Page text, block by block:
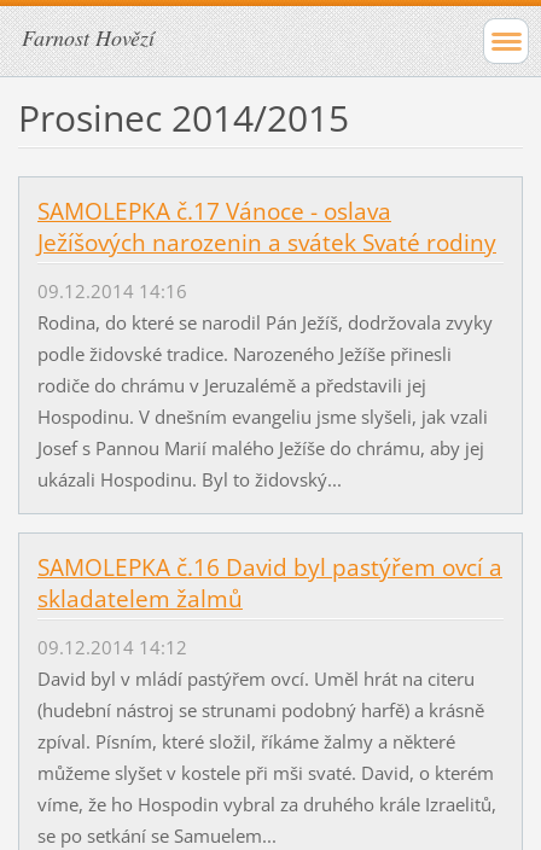
Farnost Hovězí
Prosinec 2014/2015
SAMOLEPKA č.17 Vánoce - oslava
Ježíšových narozenin a svátek Svaté rodiny
09.12.2014 14:16
Rodina, do které se narodil Pán Ježíš, dodržovala zvyky
podle židovské tradice. Narozeného Ježíše přinesli
rodiče do chrámu v Jeruzalémě a představili jej
Hospodinu. V dnešním evangeliu jsme slyšeli, jak vzali
Josef s Pannou Marií malého Ježíše do chrámu, aby jej
ukázali Hospodinu. Byl to židovský...
SAMOLEPKA č.16 David byl pastýřem ovcí a
skladatelem žalmů
09.12.2014 14:12
David byl v mládí pastýřem ovcí. Uměl hrát na citeru
(hudební nástroj se strunami podobný harfě) a krásně
zpíval. Písním, které složil, říkáme žalmy a některé
můžeme slyšet v kostele při mši svaté. David, o kterém
víme, že ho Hospodin vybral za druhého krále Izraelitů,
se po setkání se Samuelem...